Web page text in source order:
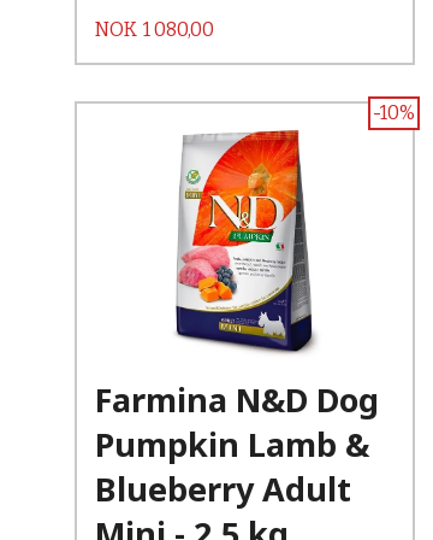
Pris
NOK 1 080,00
Farmina N&D Dog
Pumpkin Lamb &
Blueberry Adult
-10%
Kjøp